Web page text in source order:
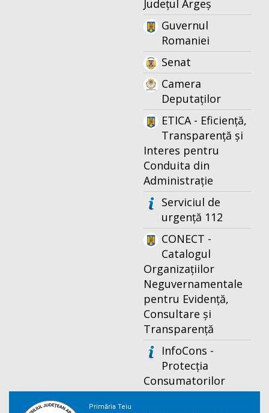
Județul Argeș
Guvernul
Romaniei
Senat
Camera
Deputaților
ETICA - Eficiență,
Transparență și
Interes pentru
Conduita din
Administrație
Serviciul de
urgență 112
CONECT -
Catalogul
Organizațiilor
Neguvernamentale
pentru Evidență,
Consultare și
Transparență
InfoCons -
Protecția
Consumatorilor
Primăria Teiu